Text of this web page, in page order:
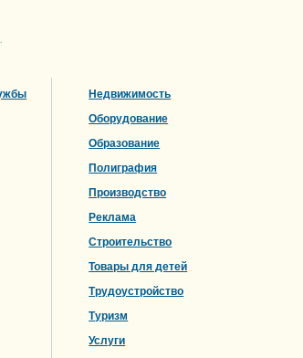
Недвижимость
Оборудование
Образование
Полиграфия
Производство
Реклама
Строительство
Товары для детей
Трудоустройство
Туризм
Услуги